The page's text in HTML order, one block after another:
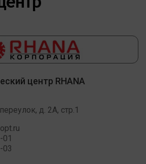
центр RHANA
д. 2А, стр.1
01
03